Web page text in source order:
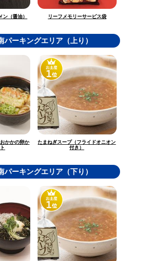
（醤油） リーフメモリーサービス袋
パーキングエリア（上り）
かかの卵か たまねぎスープ（フライドオニオン
付き）
パーキングエリア（下り）